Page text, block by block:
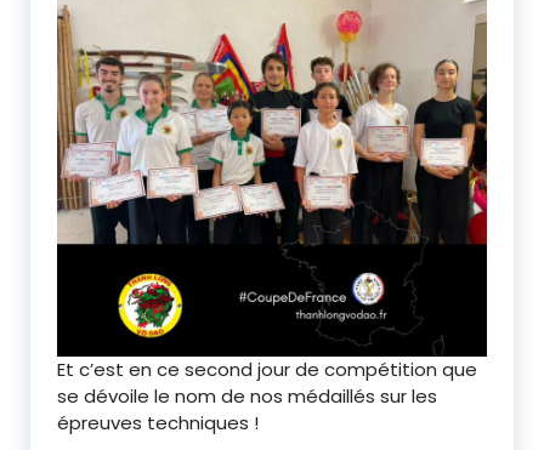
Et c’est en ce second jour de compétition que
se dévoile le nom de nos médaillés sur les
épreuves techniques !